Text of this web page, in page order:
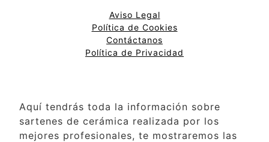
Aviso Legal
Política de Cookies
Contáctanos
Política de Privacidad
Aquí tendrás toda la información sobre
sartenes de cerámica realizada por los
mejores profesionales, te mostraremos las